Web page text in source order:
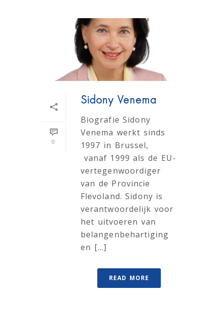
0
Sidony Venema
Biografie Sidony
Venema werkt sinds
1997 in Brussel,
vanaf 1999 als de EU-
vertegenwoordiger
van de Provincie
Flevoland. Sidony is
verantwoordelijk voor
het uitvoeren van
belangenbehartiging
en [...]
READ MORE